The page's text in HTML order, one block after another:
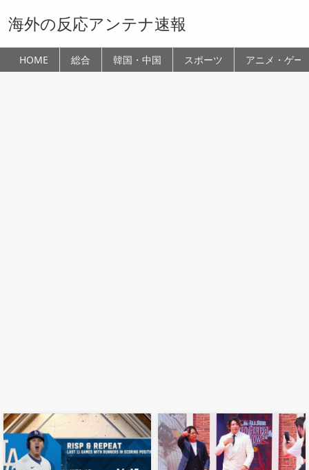
海外の反応アンテナ速報
HOME 総合 韓国・中国 スポーツ アニメ・ゲー